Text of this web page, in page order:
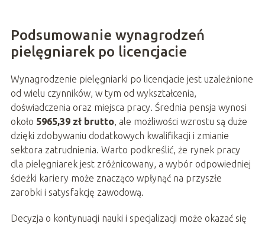
Podsumowanie wynagrodzeń
pielęgniarek po licencjacie
Wynagrodzenie pielęgniarki po licencjacie jest uzależnione
od wielu czynników, w tym od wykształcenia,
doświadczenia oraz miejsca pracy. Średnia pensja wynosi
około 5965,39 zł brutto, ale możliwości wzrostu są duże
dzięki zdobywaniu dodatkowych kwalifikacji i zmianie
sektora zatrudnienia. Warto podkreślić, że rynek pracy
dla pielęgniarek jest zróżnicowany, a wybór odpowiedniej
ścieżki kariery może znacząco wpłynąć na przyszłe
zarobki i satysfakcję zawodową.
Decyzja o kontynuacji nauki i specjalizacji może okazać się